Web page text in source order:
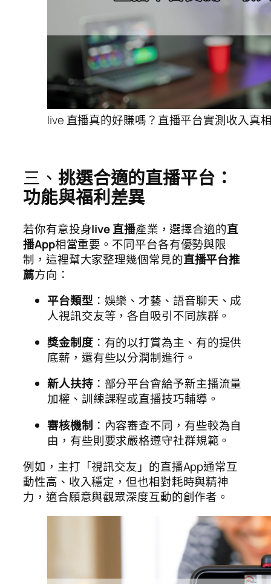
live 直播真的好賺嗎？直播平台實測收入真
三、 挑選合適的直播平台：
功能與福利差異
若你有意投身live 直播產業，選擇合適的直
播App相當重要。不同平台各有優勢與限
制，這裡幫大家整理幾個常見的直播平台推
薦方向：
平台類型：娛樂、才藝、語音聊天、成
人視訊交友等，各自吸引不同族群。
獎金制度：有的以打賞為主、有的提供
底薪，還有些以分潤制進行。
新人扶持：部分平台會給予新主播流量
加權、訓練課程或直播技巧輔導。
審核機制 ：內容審查不同，有些較為自
由，有些則要求嚴格遵守社群規範。
例如，主打「視訊交友」的直播App通常互
動性高、收入穩定，但也相對耗時與精神
力，適合願意與觀眾深度互動的創作者。